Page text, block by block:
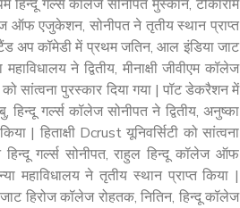
हिन्दू गर्ल्स कॉलेज सोनीपत मुस्कान, टीकाराम
ऑफ एजुकेशन, सोनीपत ने तृतीय स्थान प्राप्त
अप कॉमेडी में प्रथम जतिन, आल इंडिया जाट
ने द्वितीय, मीनाक्षी जीवीएम कॉलेज
पुरस्कार दिया गया | पॉट डेकरैशन में
गर्ल्स कॉलेज सोनीपत ने द्वितीय, अनुष्का
| हिताक्षी Dcrust यूनिवर्सिटी को सांत्वना
गर्ल्स सोनीपत, राहुल हिन्दू कॉलेज ऑफ
महाविधालय ने तृतीय स्थान प्राप्त किया |
हिरोज कॉलेज रोहतक, नितिन, हिन्दू कॉलेज